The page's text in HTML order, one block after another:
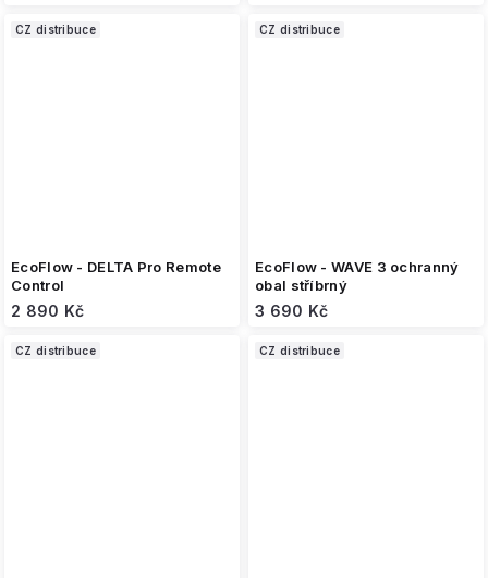
CZ distribuce
EcoFlow - DELTA Pro Remote
Control
2 890 Kč
CZ distribuce
EcoFlow - WAVE 3 ochranný
obal stříbrný
3 690 Kč
CZ distribuce CZ distribuce